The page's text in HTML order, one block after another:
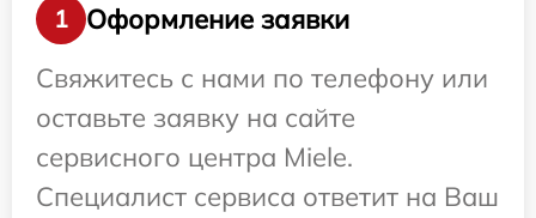
1
Оформление заявки
Свяжитесь с нами по телефону или
оставьте заявку на сайте
сервисного центра Miele.
Специалист сервиса ответит на Ваш